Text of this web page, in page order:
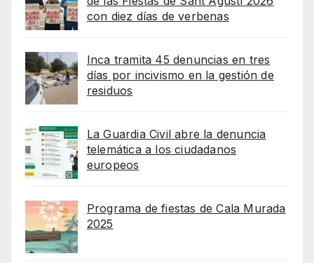
con diez días de verbenas
Inca tramita 45 denuncias en tres
días por incivismo en la gestión de
residuos
La Guardia Civil abre la denuncia
telemática a los ciudadanos
europeos
Programa de fiestas de Cala Murada
2025